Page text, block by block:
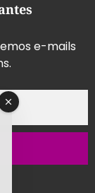
e-mails